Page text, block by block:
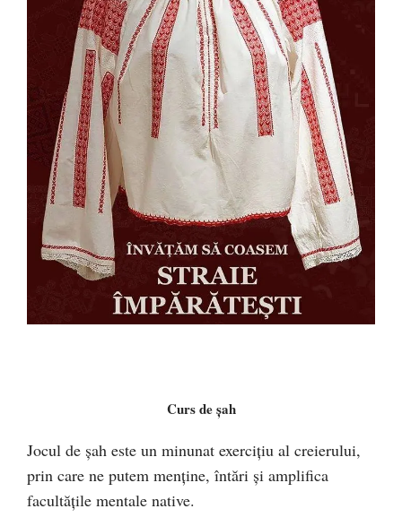
Curs de şah
Jocul de şah este un minunat exerciţiu al creierului,
prin care ne putem menţine, întări şi amplifica
facultăţile mentale native.